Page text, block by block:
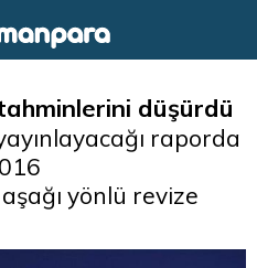
düşürdü
raporda
yönlü revize